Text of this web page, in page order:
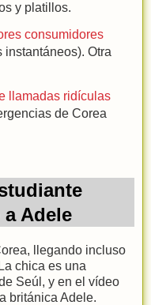
y platillos.
consumidores
instantáneos). Otra
llamadas ridículas
de Corea
Adele
llegando incluso
chica es una
Seúl, y en el vídeo
británica Adele.